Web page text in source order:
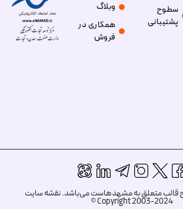
سطوح
پشتیبانی
وبلاگ
همکاری در
فروش
قالب متعلق به مشهدهاست می‌باشد.نقشه سایت
Copyright 2003-2024 ©